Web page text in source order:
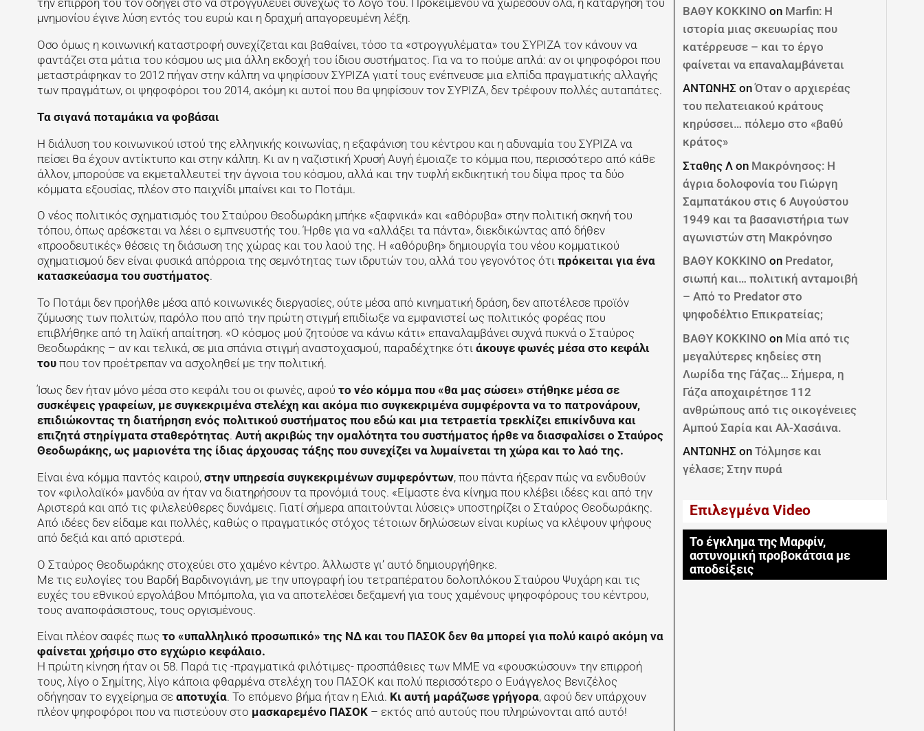
την επιρροή του τον οδηγεί στο να στρογγυλεύει συνεχώς το λόγο του. Προκειμένου να χωρέσουν όλα, η κατάργηση του
μνημονίου έγινε λύση εντός του ευρώ και η δραχμή απαγορευμένη λέξη.
Οσο όμως η κοινωνική καταστροφή συνεχίζεται και βαθαίνει, τόσο τα «στρογγυλέματα» του ΣΥΡΙΖΑ τον κάνουν να
φαντάζει στα μάτια του κόσμου ως μια άλλη εκδοχή του ίδιου συστήματος. Για να το πούμε απλά: αν οι ψηφοφόροι που
μεταστράφηκαν το 2012 πήγαν στην κάλπη να ψηφίσουν ΣΥΡΙΖΑ γιατί τους ενέπνευσε μια ελπίδα πραγματικής αλλαγής
των πραγμάτων, οι ψηφοφόροι του 2014, ακόμη κι αυτοί που θα ψηφίσουν τον ΣΥΡΙΖΑ, δεν τρέφουν πολλές αυταπάτες.
Τα σιγανά ποταμάκια να φοβάσαι
Η διάλυση του κοινωνικού ιστού της ελληνικής κοινωνίας, η εξαφάνιση του κέντρου και η αδυναμία του ΣΥΡΙΖΑ να
πείσει θα έχουν αντίκτυπο και στην κάλπη. Κι αν η ναζιστική Χρυσή Αυγή έμοιαζε το κόμμα που, περισσότερο από κάθε
άλλον, μπορούσε να εκμεταλλευτεί την άγνοια του κόσμου, αλλά και την τυφλή εκδικητική του δίψα προς τα δύο
κόμματα εξουσίας, πλέον στο παιχνίδι μπαίνει και το Ποτάμι.
Ο νέος πολιτικός σχηματισμός του Σταύρου Θεοδωράκη μπήκε «ξαφνικά» και «αθόρυβα» στην πολιτική σκηνή του
τόπου, όπως αρέσκεται να λέει ο εμπνευστής του. Ήρθε για να «αλλάξει τα πάντα», διεκδικώντας από δήθεν
«προοδευτικές» θέσεις τη διάσωση της χώρας και του λαού της. Η «αθόρυβη» δημιουργία του νέου κομματικού
σχηματισμού δεν είναι φυσικά απόρροια της σεμνότητας των ιδρυτών του, αλλά του γεγονότος ότι πρόκειται για ένα
κατασκεύασμα του συστήματος.
Το Ποτάμι δεν προήλθε μέσα από κοινωνικές διεργασίες, ούτε μέσα από κινηματική δράση, δεν αποτέλεσε προϊόν
ζύμωσης των πολιτών, παρόλο που από την πρώτη στιγμή επιδίωξε να εμφανιστεί ως πολιτικός φορέας που
επιβλήθηκε από τη λαϊκή απαίτηση. «Ο κόσμος μού ζητούσε να κάνω κάτι» επαναλαμβάνει συχνά πυκνά ο Σταύρος
Θεοδωράκης – αν και τελικά, σε μια σπάνια στιγμή αναστοχασμού, παραδέχτηκε ότι άκουγε φωνές μέσα στο κεφάλι
τουπου τον προέτρεπαν να ασχοληθεί με την πολιτική.
Ίσως δεν ήταν μόνο μέσα στο κεφάλι του οι φωνές, αφού το νέο κόμμα που «θα μας σώσει» στήθηκε μέσα σε
συσκέψεις γραφείων, με συγκεκριμένα στελέχη και ακόμα πιο συγκεκριμένα συμφέροντα να το πατρονάρουν,
επιδιώκοντας τη διατήρηση ενός πολιτικού συστήματος που εδώ και μια τετραετία τρεκλίζει επικίνδυνα και
επιζητά στηρίγματα σταθερότητας. Αυτή ακριβώς την ομαλότητα του συστήματος ήρθε να διασφαλίσει ο Σταύρος
Θεοδωράκης, ως μαριονέτα της ίδιας άρχουσας τάξης που συνεχίζει να λυμαίνεται τη χώρα και το λαό της.
Είναι ένα κόμμα παντός καιρού, στην υπηρεσία συγκεκριμένων συμφερόντων, που πάντα ήξεραν πώς να ενδυθούν
τον «φιλολαϊκό» μανδύα αν ήταν να διατηρήσουν τα προνόμιά τους. «Είμαστε ένα κίνημα που κλέβει ιδέες και από την
Αριστερά και από τις φιλελεύθερες δυνάμεις. Γιατί σήμερα απαιτούνται λύσεις» υποστηρίζει ο Σταύρος Θεοδωράκης.
Από ιδέες δεν είδαμε και πολλές, καθώς ο πραγματικός στόχος τέτοιων δηλώσεων είναι κυρίως να κλέψουν ψήφους
από δεξιά και από αριστερά.
Ο Σταύρος Θεοδωράκης στοχεύει στο χαμένο κέντρο. Άλλωστε γι’ αυτό δημιουργήθηκε.
Με τις ευλογίες του Βαρδή Βαρδινογιάνη, με την υπογραφή ίου τετραπέρατου δολοπλόκου Σταύρου Ψυχάρη και τις
ευχές του εθνικού εργολάβου Μπόμπολα, για να αποτελέσει δεξαμενή για τους χαμένους ψηφοφόρους του κέντρου,
τους αναποφάσιστους, τους οργισμένους.
Είναι πλέον σαφές πως το «υπαλληλικό προσωπικό» της ΝΔ και του ΠΑΣΟΚ δεν θα μπορεί για πολύ καιρό ακόμη να
φαίνεται χρήσιμο στο εγχώριο κεφάλαιο.
Η πρώτη κίνηση ήταν οι 58. Παρά τις -πραγματικά φιλότιμες- προσπάθειες των ΜΜΕ να «φουσκώσουν» την επιρροή
τους, λίγο ο Σημίτης, λίγο κάποια φθαρμένα στελέχη του ΠΑΣΟΚ και πολύ περισσότερο ο Ευάγγελος Βενιζέλος
οδήγησαν το εγχείρημα σε αποτυχία. Το επόμενο βήμα ήταν η Ελιά. Κι αυτή μαράζωσε γρήγορα, αφού δεν υπάρχουν
πλέον ψηφοφόροι που να πιστεύουν στο μασκαρεμένο ΠΑΣΟΚ– εκτός από αυτούς που πληρώνονται από αυτό!
ΒΑΘΥ ΚΟΚΚΙΝΟ on Marfin: Η
ιστορία μιας σκευωρίας που
κατέρρευσε – και το έργο
φαίνεται να επαναλαμβάνεται
ΑΝΤΩΝΗΣ onΌταν ο αρχιερέας
του πελατειακού κράτους
κηρύσσει… πόλεμο στο «βαθύ
κράτος»
Σταθης Λ on Μακρόνησος: Η
άγρια δολοφονία του Γιώργη
Σαμπατάκου στις 6 Αυγούστου
1949 και τα βασανιστήρια των
αγωνιστών στη Μακρόνησο
ΒΑΘΥ ΚΟΚΚΙΝΟ on Predator,
σιωπή και… πολιτική ανταμοιβή
– Από το Predator στο
ψηφοδέλτιο Επικρατείας;
ΒΑΘΥ ΚΟΚΚΙΝΟ on Μία από τις
μεγαλύτερες κηδείες στη
Λωρίδα της Γάζας… Σήμερα, η
Γάζα αποχαιρέτησε 112
ανθρώπους από τις οικογένειες
Αμπού Σαρία και Αλ-Χασάινα.
ΑΝΤΩΝΗΣ onΤόλμησε και
γέλασε; Στην πυρά
Επιλεγμένα Video
Το έγκλημα της Μαρφίν,
αστυνομική προβοκάτσια με
αποδείξεις